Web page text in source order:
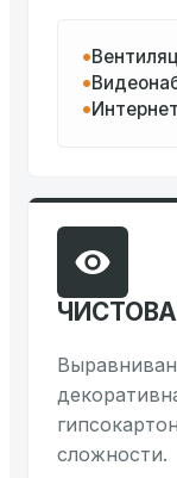
сложности.